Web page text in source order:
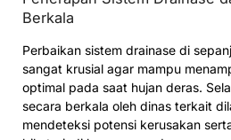
Berkala
Perbaikan sistem drainase di
sangat krusial agar mampu
optimal pada saat hujan deras.
secara berkala oleh dinas terkait
mendeteksi potensi kerusakan